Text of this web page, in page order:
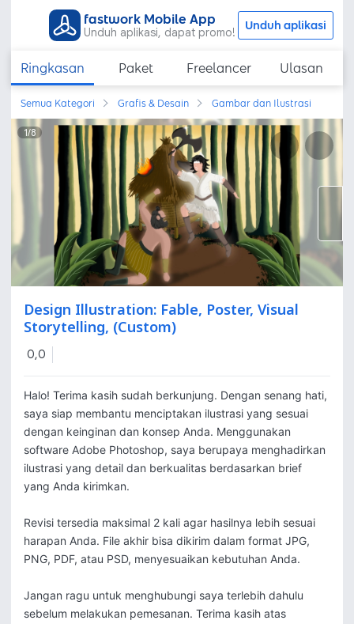
fastwork Mobile App
Unduh aplikasi, dapat promo! Unduh aplikasi
Ringkasan Paket Freelancer Ulasan
Semua Kategori Grafis & Desain Gambar dan Ilustrasi
1/8
Design Illustration: Fable, Poster, Visual
Storytelling, (Custom)
0,0
Halo! Terima kasih sudah berkunjung. Dengan senang hati,
saya siap membantu menciptakan ilustrasi yang sesuai
dengan keinginan dan konsep Anda. Menggunakan
software Adobe Photoshop, saya berupaya menghadirkan
ilustrasi yang detail dan berkualitas berdasarkan brief
yang Anda kirimkan.
Revisi tersedia maksimal 2 kali agar hasilnya lebih sesuai
harapan Anda. File akhir bisa dikirim dalam format JPG,
PNG, PDF, atau PSD, menyesuaikan kebutuhan Anda.
Jangan ragu untuk menghubungi saya terlebih dahulu
sebelum melakukan pemesanan. Terima kasih atas